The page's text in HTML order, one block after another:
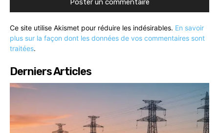
Ce site utilise Akismet pour réduire les indésirables. En savoir
plus sur la façon dont les données de vos commentaires sont
traitées.
Derniers Articles